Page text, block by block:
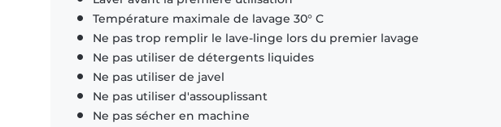
Température maximale de lavage 30° C
Ne pas trop remplir le lave-linge lors du premier lavage
Ne pas utiliser de détergents liquides
Ne pas utiliser de javel
Ne pas utiliser d'assouplissant
Ne pas sécher en machine